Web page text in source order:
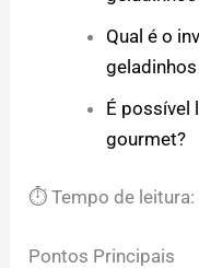
Qual é o
É possível
gourmet?
⏱ Tempo de leitura:
Pontos Principais